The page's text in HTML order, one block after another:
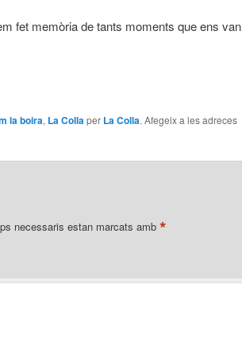
fet memòria de tants moments que ens van
la boira, La Collaper La Colla. Afegeix a les adreces
necessaris estan marcats amb *